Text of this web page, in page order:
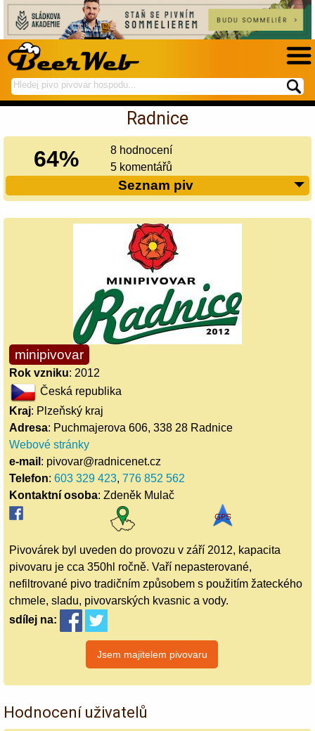
hledej
na
spustí
hledání
Radnice
64%
8 hodnocení
5 komentářů
Seznam piv
minipivovar
Rok vzniku: 2012
Česká republika
Kraj: Plzeňský kraj
Adresa: Puchmajerova 606, 338 28 Radnice
Webové stránky
e-mail : pivovar@radnicenet.cz
Telefon: 603 329 423, 776 852 562
Kontaktní osoba: Zdeněk Mulač
Pivovárek byl uveden do provozu v září 2012, kapacita
pivovaru je cca 350hl ročně. Vaří nepasterované,
nefiltrované pivo tradičním způsobem s použitím žateckého
chmele, sladu, pivovarských kvasnic a vody.
sdílej na:
Hodnocení uživatelů